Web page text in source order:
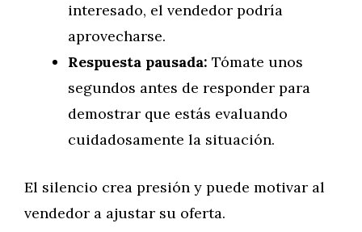
interesado, el vendedor podría
aprovecharse.
Respuesta pausada: Tómate unos
segundos antes de responder para
demostrar que estás evaluando
cuidadosamente la situación.
El silencio crea presión y puede motivar al
vendedor a ajustar su oferta.